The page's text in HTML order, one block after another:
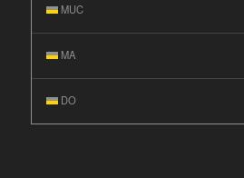
MUC
MA
DO